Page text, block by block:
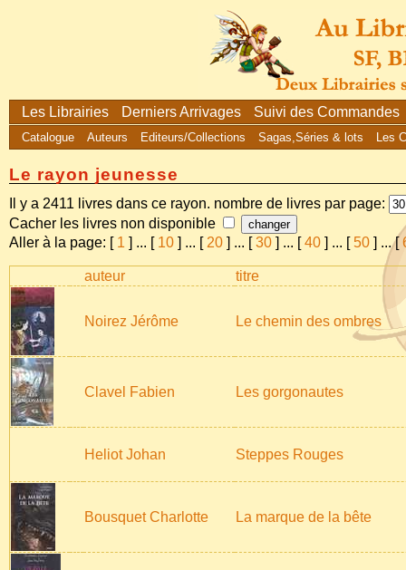
Les Librairies Derniers Arrivages Suivi des Commandes
Catalogue Auteurs Editeurs/Collections Sagas,Séries & lots Les
Le rayon jeunesse
Il y a 2411 livres dans ce rayon. nombre de livres par page:
Cacher les livres non disponible
Aller à la page: [ 1 ] ... [ 10 ] ... [ 20 ] ... [30 ] ... [40 ] ... [ 50 ] ...[
auteur titre
Noirez Jérôme Le chemin des ombres
Clavel Fabien Les gorgonautes
Heliot Johan Steppes Rouges
Bousquet Charlotte La marque de la bête